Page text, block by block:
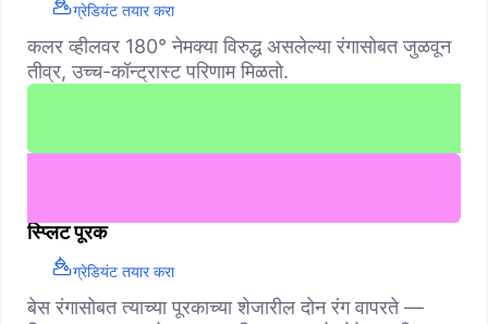
ग्रेडियंट तयार करा
कलर व्हीलवर 180° नेमक्या विरुद्ध असलेल्या रंगासोबत जुळवून
तीव्र, उच्च-कॉन्ट्रास्ट परिणाम मिळतो.
स्प्लिट पूरक
ग्रेडियंट तयार करा
बेस रंगासोबत त्याच्या पूरकाच्या शेजारील दोन रंग वापरते —